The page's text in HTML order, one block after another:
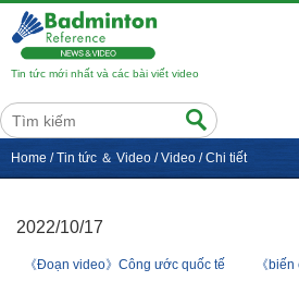
Tin tức mới nhất và các bài viết video
Home /Tin tức ＆ Video /Video /Chi tiết
2022/10/17
《Đoạn video》Công ước quốc tế 《